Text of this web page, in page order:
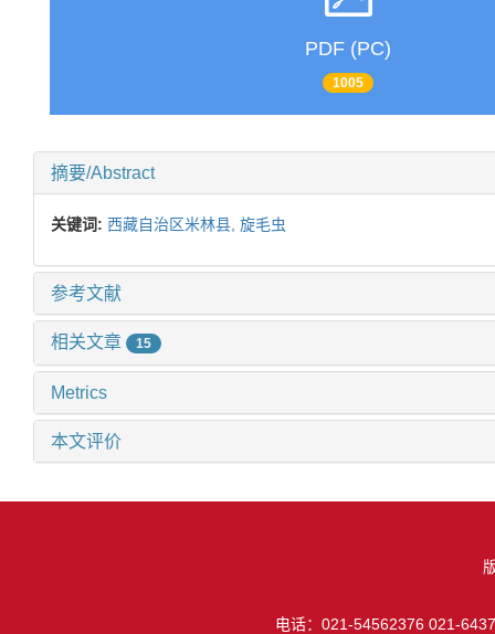
PDF (PC)
1005
摘要/Abstract
关键词: 西藏自治区米林县, 旋毛虫
参考文献
相关文章 15
Metrics
本文评价
电话：021-54562376 021-